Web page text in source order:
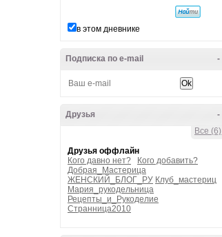
в этом дневнике
-
Подписка по e-mail
-
Друзья
Все (6)
Друзья оффлайн
Кого давно нет?
Кого добавить?
Добрая_Мастерица
ЖЕНСКИЙ_БЛОГ_РУ Клуб_мастериц
Мария_рукодельница
Рецепты_и_Рукоделие
Странница2010